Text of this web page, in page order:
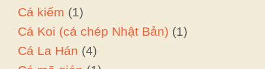
Cá kiếm (1)
Cá Koi (cá chép Nhật Bản) (1)
Cá La Hán (4)